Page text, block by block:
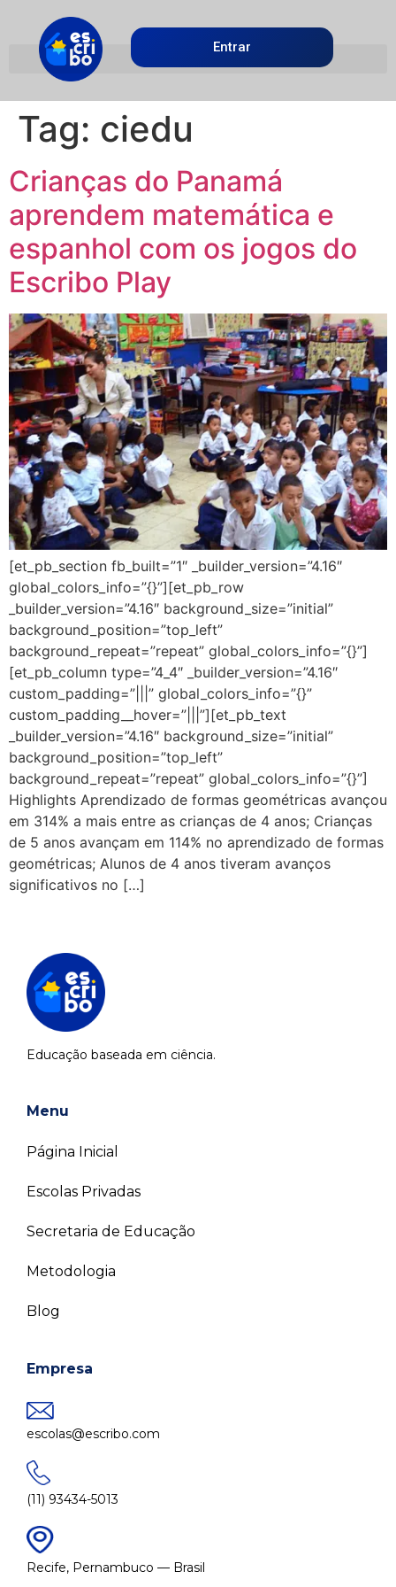
Entrar
Tag: ciedu
Crianças do Panamá
aprendem matemática e
espanhol com os jogos do
Escribo Play
[et_pb_section fb_built=”1″ _builder_version=”4.16″
global_colors_info=”{}”][et_pb_row
_builder_version=”4.16″ background_size=”initial”
background_position=”top_left”
background_repeat=”repeat” global_colors_info=”{}”]
[et_pb_column type=”4_4″ _builder_version=”4.16″
custom_padding=”|||” global_colors_info=”{}”
custom_padding__hover=”|||”][et_pb_text
_builder_version=”4.16″ background_size=”initial”
background_position=”top_left”
background_repeat=”repeat” global_colors_info=”{}”]
Highlights Aprendizado de formas geométricas avançou
em 314% a mais entre as crianças de 4 anos; Crianças
de 5 anos avançam em 114% no aprendizado de formas
geométricas; Alunos de 4 anos tiveram avanços
significativos no […]
Educação baseada em ciência.
Menu
Página Inicial
Escolas Privadas
Secretaria de Educação
Metodologia
Blog
Empresa
escolas@escribo.com
(11) 93434-5013
Recife, Pernambuco — Brasil